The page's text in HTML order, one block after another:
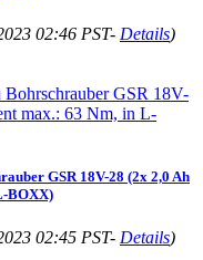
02:46 PST- Details)
GSR 18V-28 (2x 2,0 Ah
BOXX)
02:45 PST- Details)